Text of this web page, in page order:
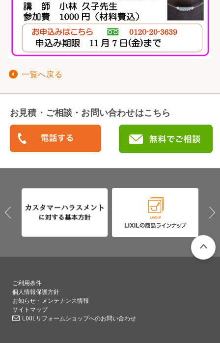
一覧へ戻る
お見積・ご相談・お問い合わせはこちら
ご利用条件
個人情報保護方針
お知らせ・メンテナンス情報
サイトマップ
LIXILリフォームショップへのお問い合わせ